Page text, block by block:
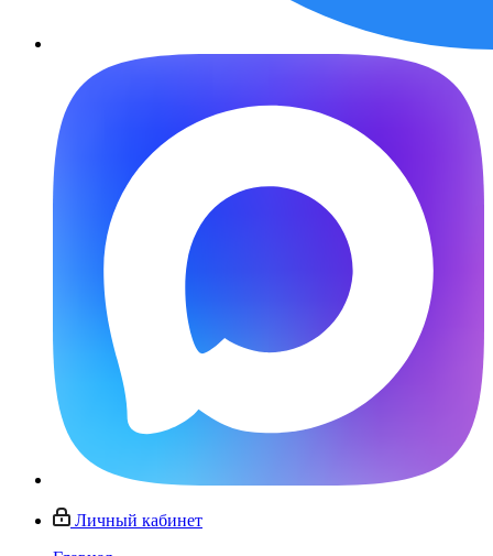
Личный кабинет